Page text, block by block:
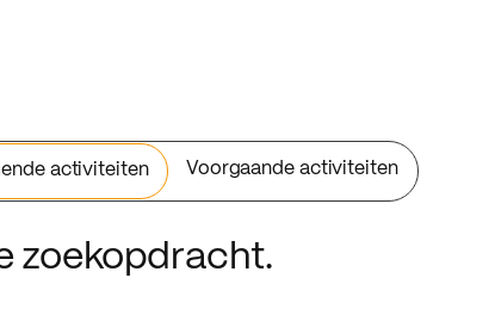
activiteiten Voorgaande activiteiten
zoekopdracht.